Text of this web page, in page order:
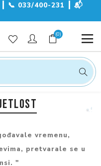
📞 033/400-231
📬
(0)
vremenu,
pretvarale se u
"